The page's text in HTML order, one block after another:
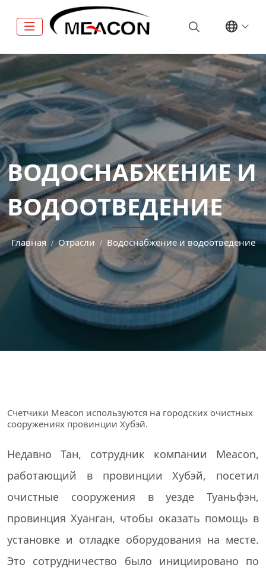
ВОДОСНАБЖЕНИЕ И
ВОДООТВЕДЕНИЕ
Главная Отрасли Водоснабжение и водоотведение
Счетчики Meacon используются на городских очистных
сооружениях провинции Хубэй.
Недавно Тан, сотрудник компании Meacon,
работающий в провинции Хубэй, посетил
очистные сооружения в уезде Туаньфэн,
провинция Хуанган, чтобы оказать помощь в
установке и отладке оборудования на месте.
Это сотрудничество было инициировано по